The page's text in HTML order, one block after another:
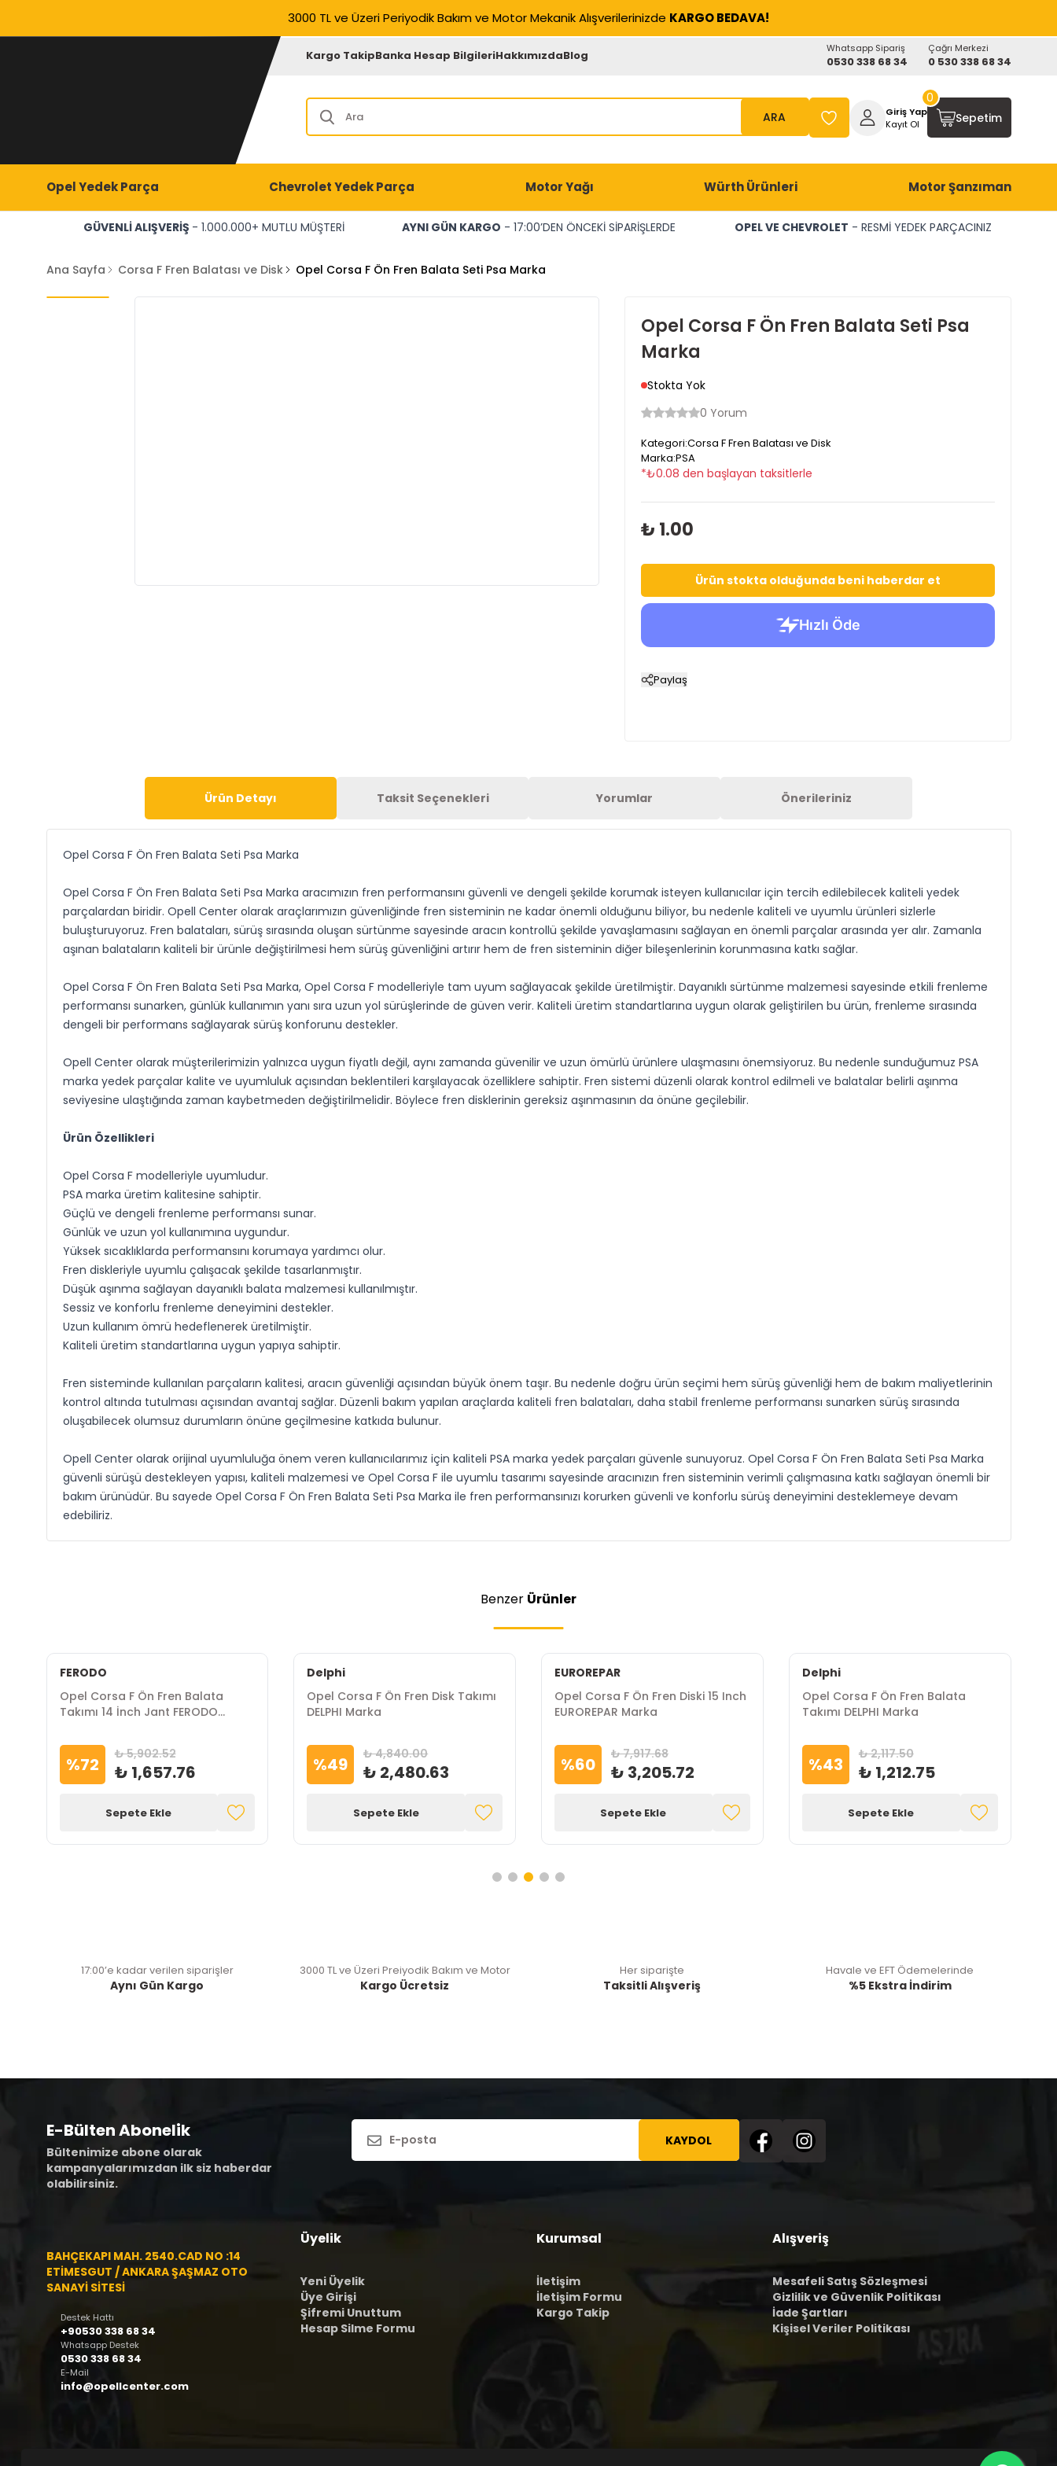
3000 TL ve Üzeri Periyodik Bakım ve Motor Mekanik Alışverilerinizde KARGO BEDAVA!
Kargo TakipBanka Hesap BilgileriHakkımızdaBlog Whatsapp Sipariş
0530 338 68 34
Çağrı Merkezi
0 530 338 68 34
ARA
Giriş Yap
Kayıt Ol
Sepetim
0
Opel Yedek Parça Chevrolet Yedek Parça Motor Yağı Würth Ürünleri Motor Şanzıman
GÜVENLİ ALIŞVERİŞ - 1.000.000+ MUTLU MÜŞTERİ AYNI GÜN KARGO - 17:00’DEN ÖNCEKİ SİPARİŞLERDE OPEL VE CHEVROLET - RESMİ YEDEK PARÇACINIZ
Ana Sayfa Corsa F Fren Balatası ve Disk Opel Corsa F Ön Fren Balata Seti Psa Marka
Opel Corsa F Ön Fren Balata Seti Psa
Marka
Stokta Yok
0 Yorum
Kategori:Corsa F Fren Balatası ve Disk
Marka:PSA
*₺0.08 den başlayan taksitlerle
₺ 1.00
Ürün stokta olduğunda beni haberdar et
Paylaş
Ürün Detayı Taksit Seçenekleri Yorumlar Önerileriniz
Opel Corsa F Ön Fren Balata Seti Psa Marka
Opel Corsa F Ön Fren Balata Seti Psa Marka aracımızın fren performansını güvenli ve dengeli şekilde korumak isteyen kullanıcılar için tercih edilebilecek kaliteli yedek
parçalardan biridir. Opell Center olarak araçlarımızın güvenliğinde fren sisteminin ne kadar önemli olduğunu biliyor, bu nedenle kaliteli ve uyumlu ürünleri sizlerle
buluşturuyoruz. Fren balataları, sürüş sırasında oluşan sürtünme sayesinde aracın kontrollü şekilde yavaşlamasını sağlayan en önemli parçalar arasında yer alır. Zamanla
aşınan balataların kaliteli bir ürünle değiştirilmesi hem sürüş güvenliğini artırır hem de fren sisteminin diğer bileşenlerinin korunmasına katkı sağlar.
Opel Corsa F Ön Fren Balata Seti Psa Marka, Opel Corsa F modelleriyle tam uyum sağlayacak şekilde üretilmiştir. Dayanıklı sürtünme malzemesi sayesinde etkili frenleme
performansı sunarken, günlük kullanımın yanı sıra uzun yol sürüşlerinde de güven verir. Kaliteli üretim standartlarına uygun olarak geliştirilen bu ürün, frenleme sırasında
dengeli bir performans sağlayarak sürüş konforunu destekler.
Opell Center olarak müşterilerimizin yalnızca uygun fiyatlı değil, aynı zamanda güvenilir ve uzun ömürlü ürünlere ulaşmasını önemsiyoruz. Bu nedenle sunduğumuz PSA
marka yedek parçalar kalite ve uyumluluk açısından beklentileri karşılayacak özelliklere sahiptir. Fren sistemi düzenli olarak kontrol edilmeli ve balatalar belirli aşınma
seviyesine ulaştığında zaman kaybetmeden değiştirilmelidir. Böylece fren disklerinin gereksiz aşınmasının da önüne geçilebilir.
Ürün Özellikleri
Opel Corsa F modelleriyle uyumludur.
PSA marka üretim kalitesine sahiptir.
Güçlü ve dengeli frenleme performansı sunar.
Günlük ve uzun yol kullanımına uygundur.
Yüksek sıcaklıklarda performansını korumaya yardımcı olur.
Fren diskleriyle uyumlu çalışacak şekilde tasarlanmıştır.
Düşük aşınma sağlayan dayanıklı balata malzemesi kullanılmıştır.
Sessiz ve konforlu frenleme deneyimini destekler.
Uzun kullanım ömrü hedeflenerek üretilmiştir.
Kaliteli üretim standartlarına uygun yapıya sahiptir.
Fren sisteminde kullanılan parçaların kalitesi, aracın güvenliği açısından büyük önem taşır. Bu nedenle doğru ürün seçimi hem sürüş güvenliği hem de bakım maliyetlerinin
kontrol altında tutulması açısından avantaj sağlar. Düzenli bakım yapılan araçlarda kaliteli fren balataları, daha stabil frenleme performansı sunarken sürüş sırasında
oluşabilecek olumsuz durumların önüne geçilmesine katkıda bulunur.
Opell Center olarak orijinal uyumluluğa önem veren kullanıcılarımız için kaliteli PSA marka yedek parçaları güvenle sunuyoruz. Opel Corsa F Ön Fren Balata Seti Psa Marka
güvenli sürüşü destekleyen yapısı, kaliteli malzemesi ve Opel Corsa F ile uyumlu tasarımı sayesinde aracınızın fren sisteminin verimli çalışmasına katkı sağlayan önemli bir
bakım ürünüdür. Bu sayede Opel Corsa F Ön Fren Balata Seti Psa Marka ile fren performansınızı korurken güvenli ve konforlu sürüş deneyimini desteklemeye devam
edebiliriz.
Benzer Ürünler
FERODO
Opel Corsa F Ön Fren Balata
Takımı 14 İnch Jant FERODO
%72 ₺ 5,902.52
₺ 1,657.76
Sepete Ekle
Delphi
Opel Corsa F Ön Fren Disk Takımı
DELPHI Marka
%49 ₺ 4,840.00
₺ 2,480.63
Sepete Ekle
EUROREPAR
Opel Corsa F Ön Fren Diski 15 Inch
EUROREPAR Marka
%60 ₺ 7,917.68
₺ 3,205.72
Sepete Ekle
Delphi
Opel Corsa F Ön Fren Balata
Takımı DELPHI Marka
%43 ₺ 2,117.50
₺ 1,212.75
Sepete Ekle
17:00’e kadar verilen siparişler
Aynı Gün Kargo
3000 TL ve Üzeri Preiyodik Bakım ve Motor
Kargo Ücretsiz
Her siparişte
Taksitli Alışveriş
Havale ve EFT Ödemelerinde
%5 Ekstra İndirim
E-Bülten Abonelik
Bültenimize abone olarak
kampanyalarımızdan ilk siz haberdar
olabilirsiniz.
KAYDOL
BAHÇEKAPI MAH. 2540.CAD NO :14
ETİMESGUT / ANKARA ŞAŞMAZ OTO
SANAYİ SİTESİ
Destek Hattı
+90530 338 68 34
Whatsapp Destek
0530 338 68 34
E-Mail
info@opellcenter.com
Üyelik
Yeni Üyelik
Üye Girişi
Şifremi Unuttum
Hesap Silme Formu
Kurumsal
İletişim
İletişim Formu
Kargo Takip
Alışveriş
Mesafeli Satış Sözleşmesi
Gizlilik ve Güvenlik Politikası
İade Şartları
Kişisel Veriler Politikası